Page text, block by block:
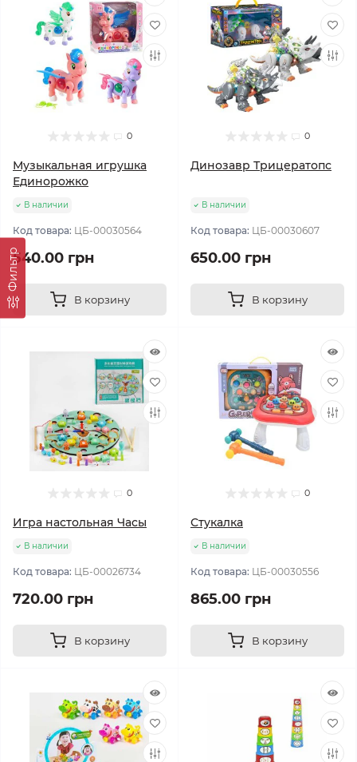
Фильтр
0
Музыкальная игрушка
Единорожко
В наличии
Код товара: ЦБ-00030564
540.00 грн
В корзину
0
Динозавр Трицератопс
В наличии
Код товара: ЦБ-00030607
650.00 грн
В корзину
0
Игра настольная Часы
В наличии
Код товара: ЦБ-00026734
720.00 грн
В корзину
0
Стукалка
В наличии
Код товара: ЦБ-00030556
865.00 грн
В корзину